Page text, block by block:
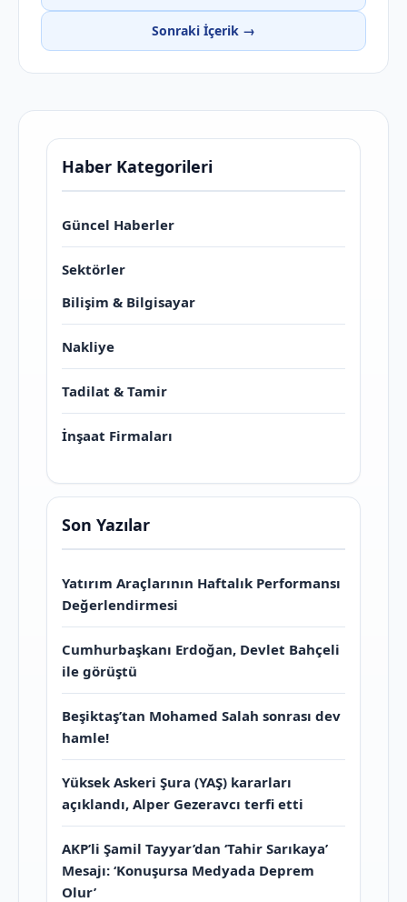
Sonraki İçerik →
Haber Kategorileri
Güncel Haberler
Sektörler
Bilişim & Bilgisayar
Nakliye
Tadilat & Tamir
İnşaat Firmaları
Son Yazılar
Yatırım Araçlarının Haftalık Performansı
Değerlendirmesi
Cumhurbaşkanı Erdoğan, Devlet Bahçeli
ile görüştü
Beşiktaş’tan Mohamed Salah sonrası dev
hamle!
Yüksek Askeri Şura (YAŞ) kararları
açıklandı, Alper Gezeravcı terfi etti
AKP’li Şamil Tayyar’dan ‘Tahir Sarıkaya’
Mesajı: ‘Konuşursa Medyada Deprem
Olur’